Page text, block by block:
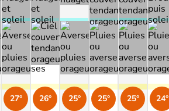
27° 26° 25° 25° 25° 24°